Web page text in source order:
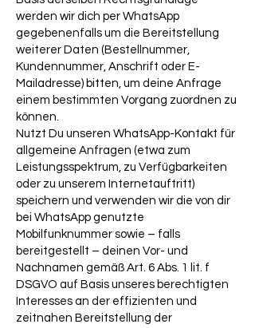
werden wir dich per WhatsApp
gegebenenfalls um die Bereitstellung
weiterer Daten (Bestellnummer,
Kundennummer, Anschrift oder E-
Mailadresse) bitten, um deine Anfrage
einem bestimmten Vorgang zuordnen zu
können.
Nutzt Du unseren WhatsApp-Kontakt für
allgemeine Anfragen (etwa zum
Leistungsspektrum, zu Verfügbarkeiten
oder zu unserem Internetauftritt)
speichern und verwenden wir die von dir
bei WhatsApp genutzte
Mobilfunknummer sowie – falls
bereitgestellt – deinen Vor- und
Nachnamen gemäß Art. 6 Abs. 1 lit. f
DSGVO auf Basis unseres berechtigten
Interesses an der effizienten und
zeitnahen Bereitstellung der